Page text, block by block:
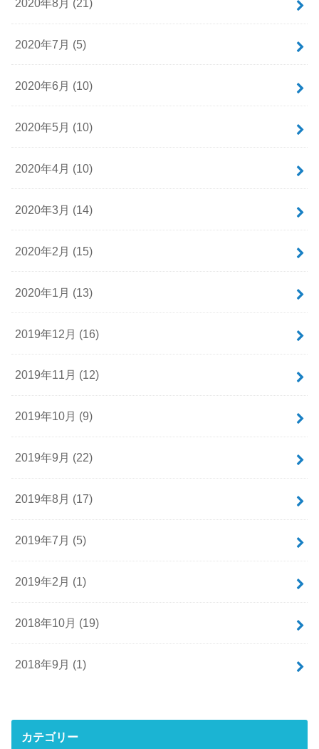
2020年8月 (21)
2020年7月 (5)
2020年6月 (10)
2020年5月 (10)
2020年4月 (10)
2020年3月 (14)
2020年2月 (15)
2020年1月 (13)
2019年12月 (16)
2019年11月 (12)
2019年10月 (9)
2019年9月 (22)
2019年8月 (17)
2019年7月 (5)
2019年2月 (1)
2018年10月 (19)
2018年9月 (1)
カテゴリー